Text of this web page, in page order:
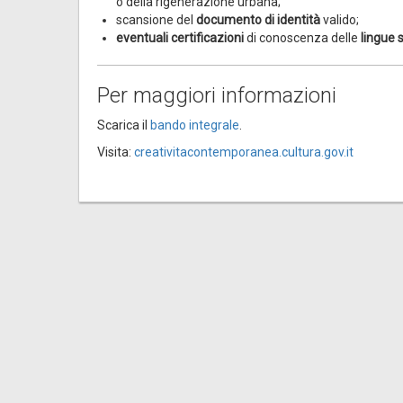
scansione del documento di identitàvalido;
eventuali certificazionidi conoscenza delle lingue
Per maggiori informazioni
Scarica il bando integrale
Visita: creativitacontemporanea.cultura.gov.it